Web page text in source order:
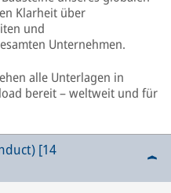
Klarheit über
und
Unternehmen.
alle Unterlagen in
bereit – weltweit und für
[14